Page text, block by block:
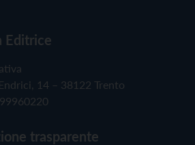
Editrice
14 – 38122 Trento
trasparente